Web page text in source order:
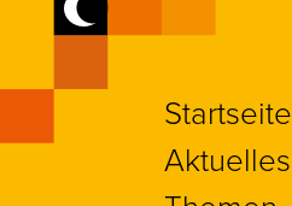
Startseite
Aktuelles